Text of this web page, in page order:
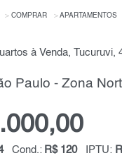
COMPRAR APARTAMENTOS
Paulo - Zona
Cond.: R$ 120 IPTU: